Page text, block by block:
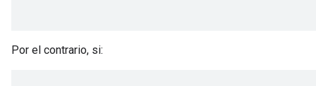
Por el contrario, si: